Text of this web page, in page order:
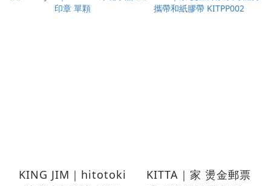
KING JIM｜hitotoki
KITTA｜家 燙金郵票